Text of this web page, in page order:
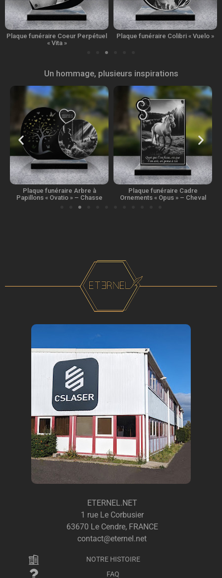
Plaque funéraire Coeur Perpétuel
« Vita »
Plaque funéraire Colibri « Vuelo »
Un hommage, plusieurs inspirations
Plaque funéraire Arbre à
Papillons « Ovatio » – Chasse
Plaque funéraire Cadre
Ornements « Opus » – Cheval
ETERNEL.NET
1 rue Le Corbusier
63670 Le Cendre, FRANCE
contact@eternel.net
NOTRE HISTOIRE
FAQ